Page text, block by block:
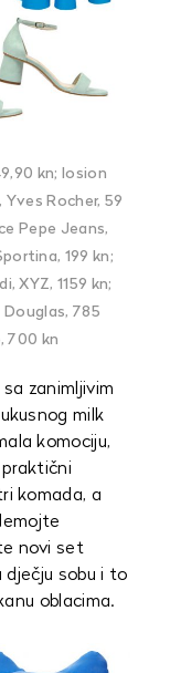
kn; losion
Rocher, 59
Pepe Jeans,
199 kn;
XYZ, 1159 kn;
785
700 kn
zanimljivim
milk
komociju,
komada, a
novi set
sobu i to
oblacima.